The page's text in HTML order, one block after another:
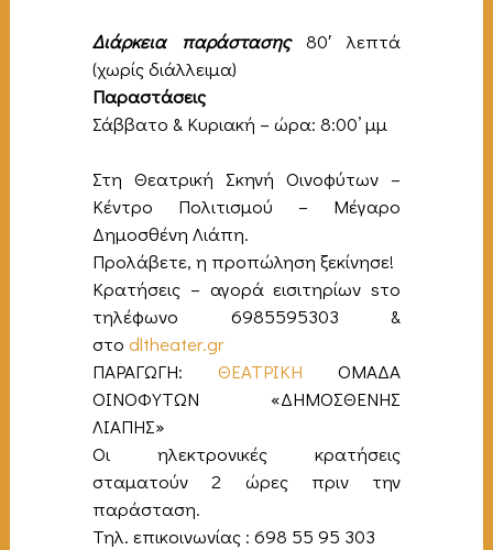
Διάρκεια παράστασης80′ λεπτά
(χωρίς διάλλειμα)
Παραστάσεις
Σάββατο & Κυριακή – ώρα: 8:00’ μμ
Στη Θεατρική Σκηνή Οινοφύτων –
Κέντρο Πολιτισμού – Μέγαρο
Δημοσθένη Λιάπη.
Προλάβετε, η προπώληση ξεκίνησε!
Κρατήσεις – αγορά εισιτηρίων sτο
τηλέφωνο 6985595303 &
στο dltheater.gr
ΠΑΡΑΓΩΓΗ: ΘΕΑΤΡΙΚΗ ΟΜΑΔΑ
ΟΙΝΟΦΥΤΩΝ «ΔΗΜΟΣΘΕΝΗΣ
ΛΙΑΠΗΣ»
Οι ηλεκτρονικές κρατήσεις
σταματούν 2 ώρες πριν την
παράσταση.
Τηλ. επικοινωνίας : 698 55 95 303